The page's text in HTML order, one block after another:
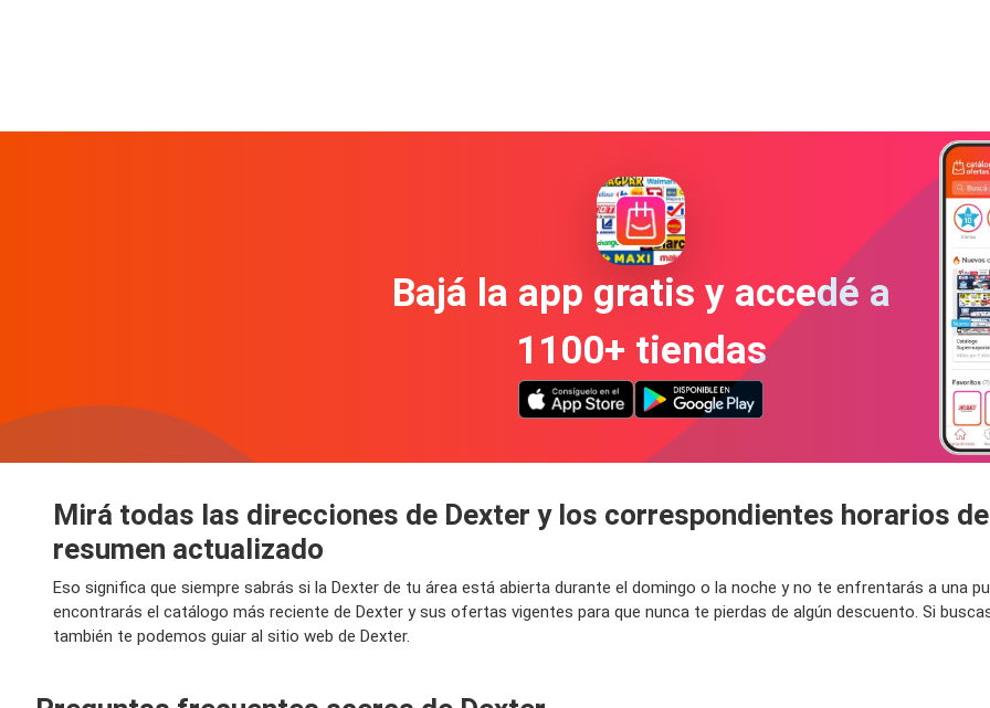
Bajá la app gratis y accedé a
1100+ tiendas
Mirá todas las direcciones de Dexter y los correspondientes horarios
resumen actualizado
Eso significa que siempre sabrás si la Dexter de tu área está abierta durante el domingo o la noche y no te enfrentarás a una
encontrarás el catálogo más reciente de Dexter y sus ofertas vigentes para que nunca te pierdas de algún descuento. Si
también te podemos guiar al sitio web de Dexter.